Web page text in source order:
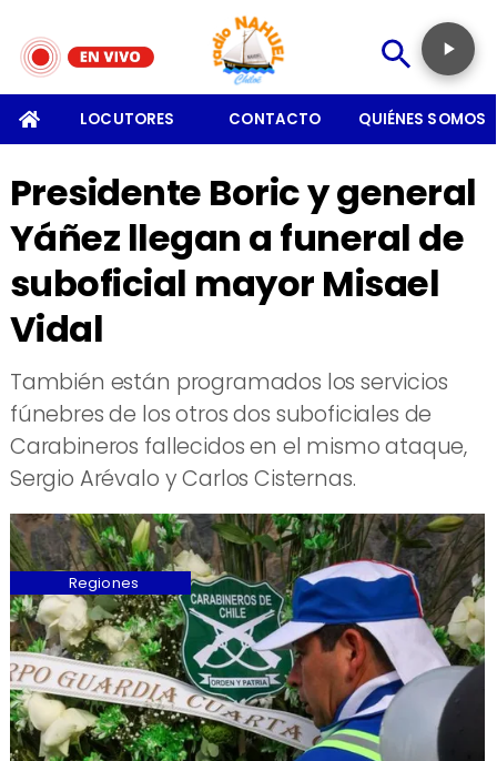
LOCUTORES CONTACTO QUIÉNES SOMOS
Presidente Boric y general
Yáñez llegan a funeral de
suboficial mayor Misael
Vidal
También están programados los servicios
fúnebres de los otros dos suboficiales de
Carabineros fallecidos en el mismo ataque,
Sergio Arévalo y Carlos Cisternas.
Regiones